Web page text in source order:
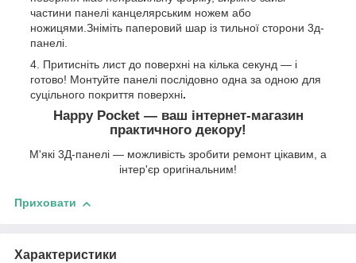
частини панелі канцелярським ножем або
ножицями.Зніміть паперовий шар із тильної сторони 3д-
панелі.
Притисніть лист до поверхні на кілька секунд — і
готово! Монтуйте панелі послідовно одна за одною для
суцільного покриття поверхні.
Happy Pocket — ваш інтернет-магазин
практичного декору!
М'які 3Д-панелі — можливість зробити ремонт цікавим, а
інтер'єр оригінальним!
Приховати
Характеристики